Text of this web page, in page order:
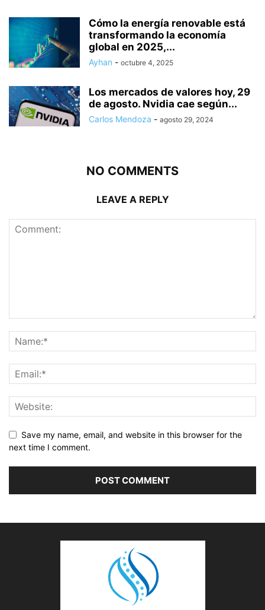
Cómo la energía renovable está
transformando la economía
global en 2025,...
Ayhan - octubre 4, 2025
Los mercados de valores hoy, 29
de agosto. Nvidia cae según...
Carlos Mendoza - agosto 29, 2024
NO COMMENTS
LEAVE A REPLY
Save my name, email, and website in this browser for the
next time I comment.